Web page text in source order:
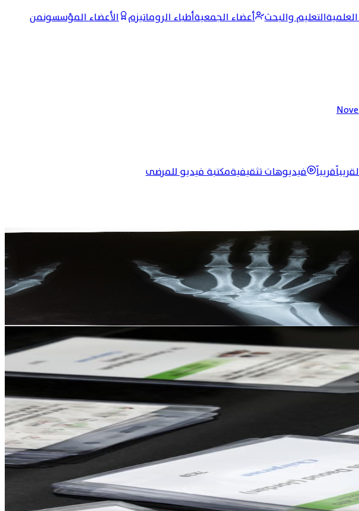
التعليم والبحث أعضاء الجمعيةأطباء الروماتيزم الأعضاء المؤسسونمن
قريباًقريباً فيديوهات تثقيفيةمكتبة فيديو للمرضى